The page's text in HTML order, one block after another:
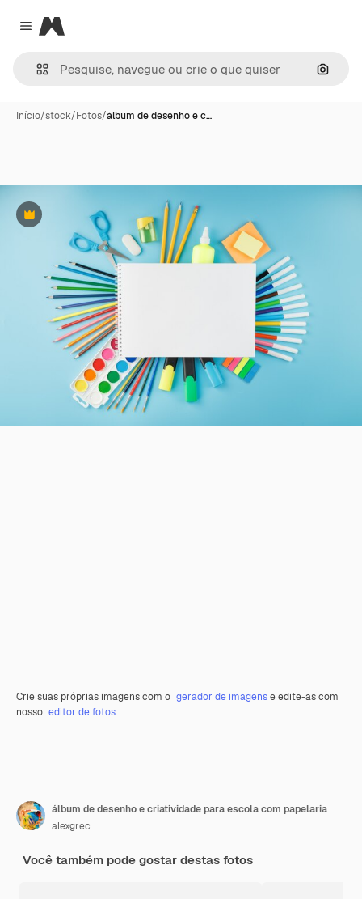
Close menu
Magnific
Início/stock/Fotos/álbum de desenho e c…
Premium
Crie suas próprias imagens com o gerador de imagense edite-as com
nosso editor de fotos.
álbum de desenho e criatividade para escola com papelaria
alexgrec
Você também pode gostar destas fotos